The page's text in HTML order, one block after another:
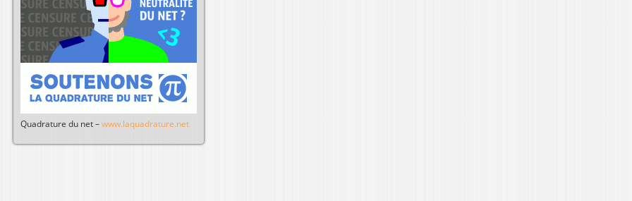
Quadrature du net – www.laquadrature.net